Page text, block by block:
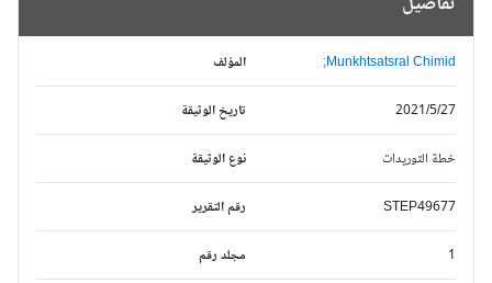
المؤلف Munkhtsatsral Chimid;
تاريخ الوثيقة 2021/5/27
نوع الوثيقة خطة التوريدات
رقم التقرير STEP49677
مجلد رقم